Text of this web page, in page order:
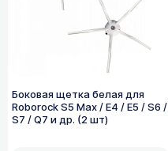
Боковая щетка белая для
Roborock S5 Max / E4 / E5 / S6 /
S7 / Q7 и др. (2 шт)